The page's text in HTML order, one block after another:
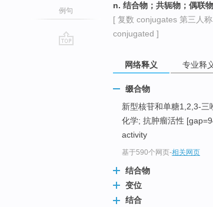
例句
n. 结合物；共轭物；偶联物
[ 复数 conjugates 第三人
conjugated ]
网络释义 专业释
缀合物
新型核苷和单糖1,2,3-三
化学; 抗肿瘤活性
activity
基于590个网页-相关网页
结合物
变位
结合